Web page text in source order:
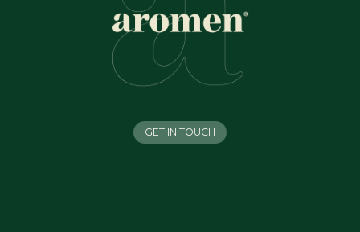
GET IN TOUCH